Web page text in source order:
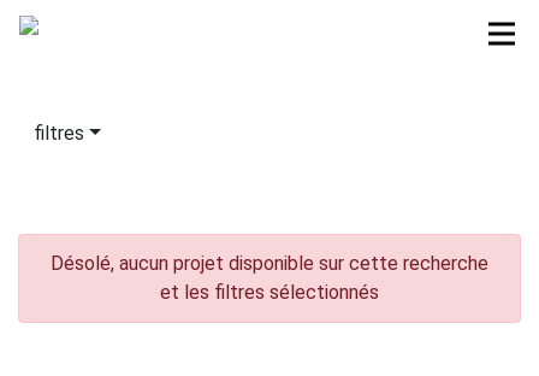
filtres
Désolé, aucun projet disponible sur cette recherche
et les filtres sélectionnés